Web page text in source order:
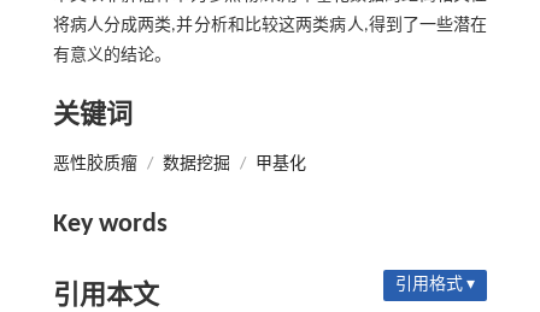
将病人分成两类,并分析和比较这两类病人,得到了一些潜在
有意义的结论。
关键词
恶性胶质瘤 / 数据挖掘 / 甲基化
Key words
引用本文 引用格式 ▾